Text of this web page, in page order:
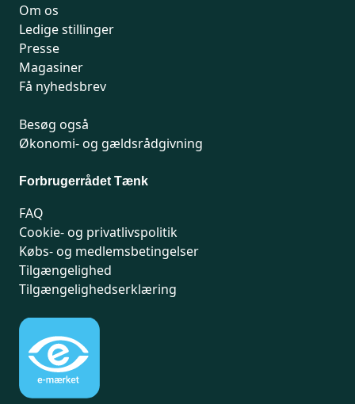
Om os
Ledige stillinger
Presse
Magasiner
Få nyhedsbrev
Besøg også
Økonomi- og gældsrådgivning
Forbrugerrådet Tænk
FAQ
Cookie- og privatlivspolitik
Købs- og medlemsbetingelser
Tilgængelighed
Tilgængelighedserklæring